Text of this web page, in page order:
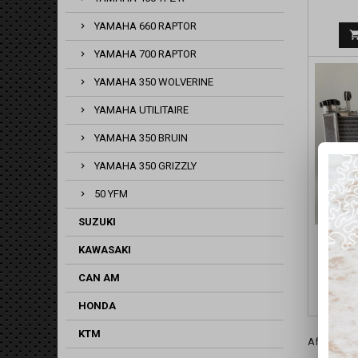
YAMAHA 660 RAPTOR
YAMAHA 700 RAPTOR
YAMAHA 350 WOLVERINE
YAMAHA UTILITAIRE
YAMAHA 350 BRUIN
YAMAHA 350 GRIZZLY
50 YFM
SUZUKI
KAWASAKI
CAN AM
HONDA
KTM
Affichage